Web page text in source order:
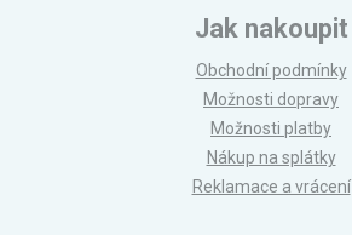
Jak nakoupit
Obchodní podmínky
Možnosti dopravy
Možnosti platby
Nákup na splátky
Reklamace a vrácení